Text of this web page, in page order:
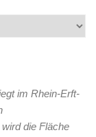
im Rhein-Erft-
die Fläche